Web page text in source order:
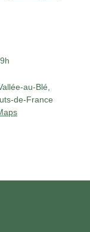
au-Blé,
de-France